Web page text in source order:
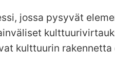
jossa pysyvät
kulttuurin